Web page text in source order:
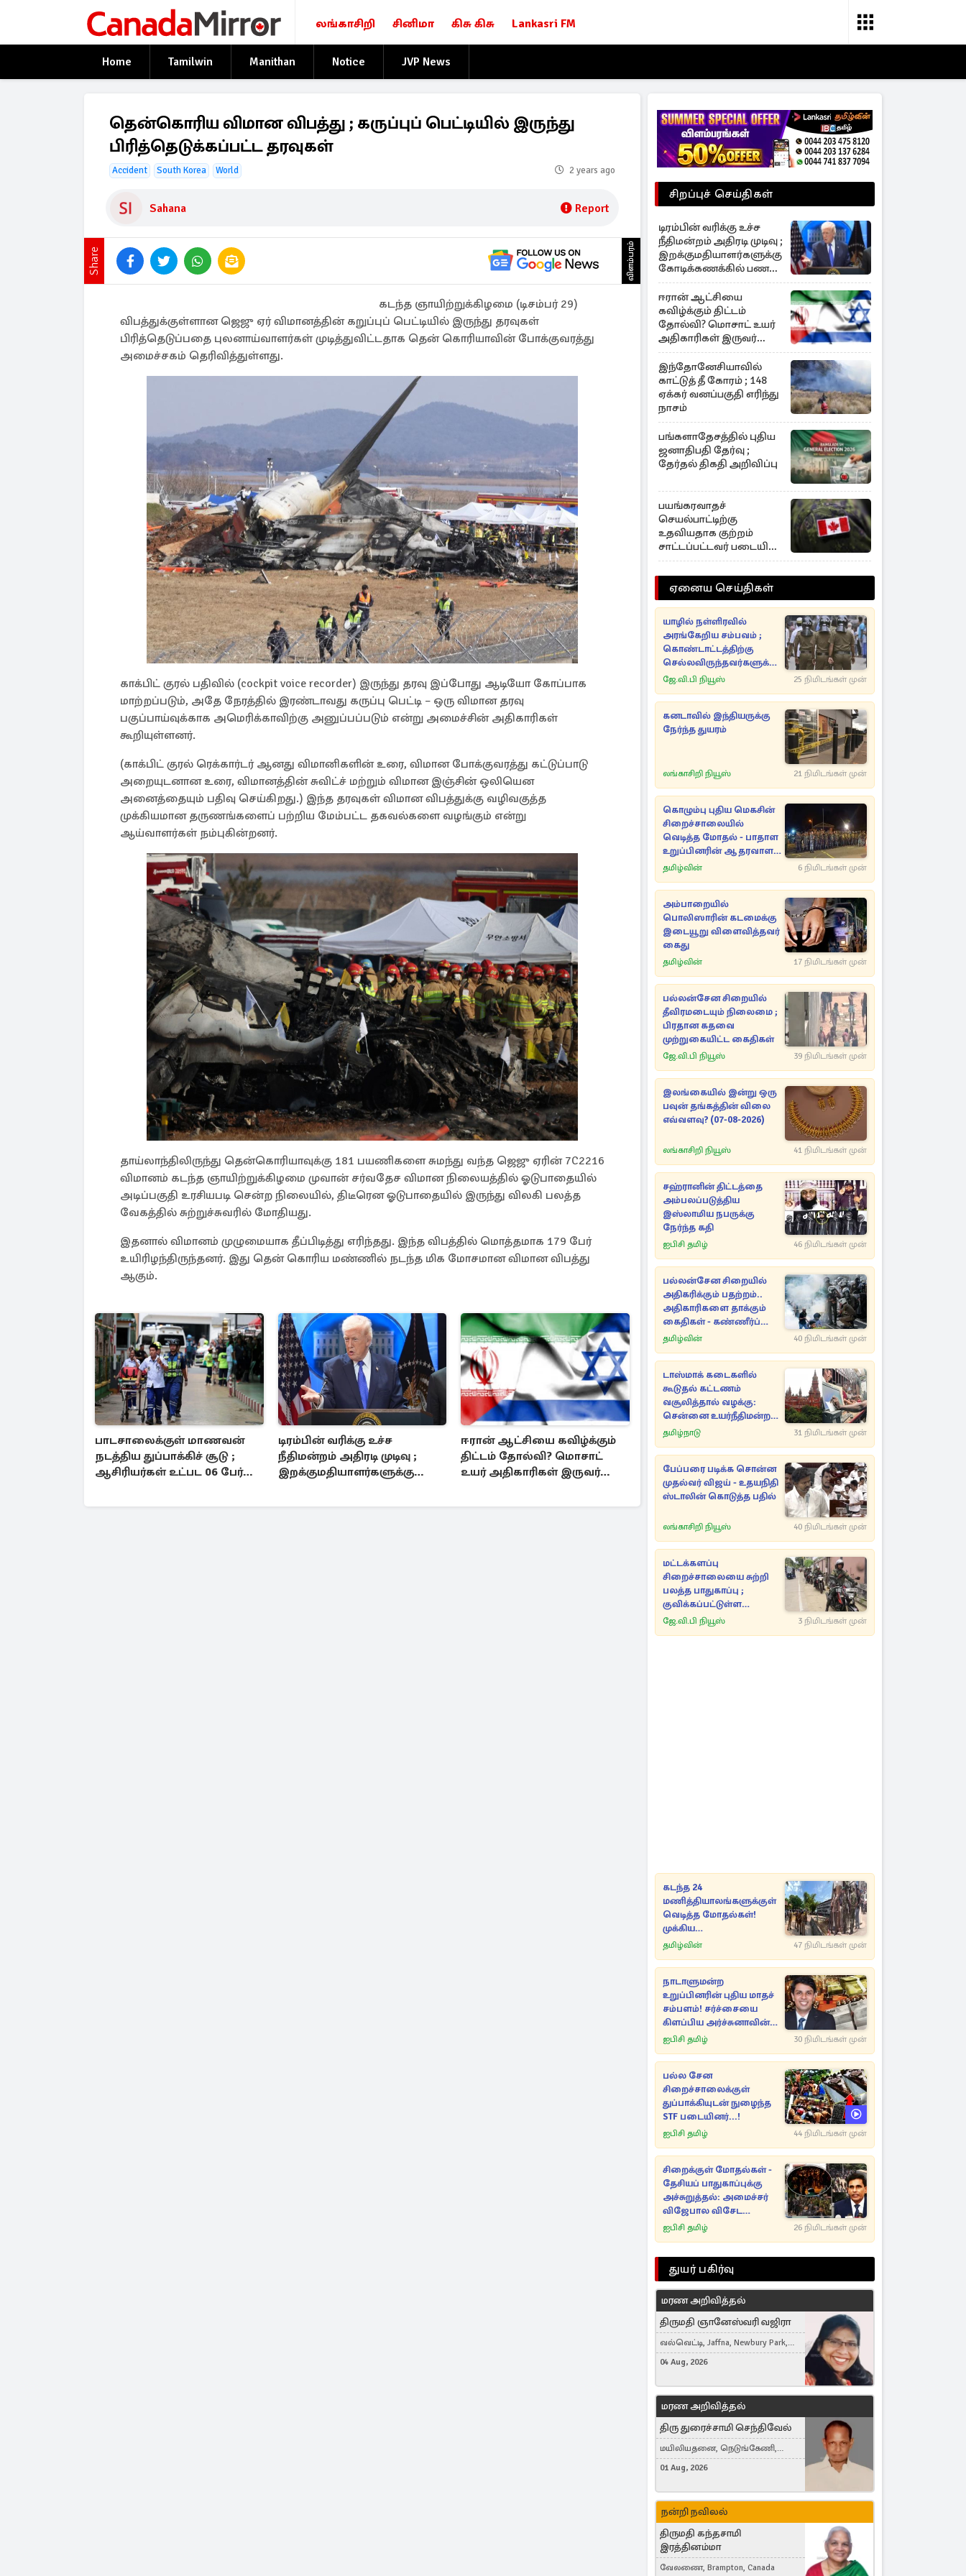
லங்காசிறி சினிமா கிசு கிசு Lankasri FM
Home Tamilwin Manithan Notice JVP News
தென்கொரிய விமான விபத்து ; கருப்புப் பெட்டியில் இருந்து
பிரித்தெடுக்கப்பட்ட தரவுகள்
Accident South Korea World 2 years ago
Sahana Report
Share விளம்பரம்
கடந்த ஞாயிற்றுக்கிழமை (டிசம்பர் 29)
விபத்துக்குள்ளான ஜெஜு ஏர் விமானத்தின் கறுப்புப் பெட்டியில் இருந்து தரவுகள்
பிரித்தெடுப்பதை புலனாய்வாளர்கள் முடித்துவிட்டதாக தென் கொரியாவின் போக்குவரத்து
அமைச்சகம் தெரிவித்துள்ளது.
காக்பிட் குரல் பதிவில் (cockpit voice recorder) இருந்து தரவு இப்போது ஆடியோ கோப்பாக
மாற்றப்படும், அதே நேரத்தில் இரண்டாவது கருப்பு பெட்டி – ஒரு விமான தரவு
பகுப்பாய்வுக்காக அமெரிக்காவிற்கு அனுப்பப்படும் என்று அமைச்சின் அதிகாரிகள்
கூறியுள்ளனர்.
(காக்பிட் குரல் ரெக்கார்டர் ஆனது விமானிகளின் உரை, விமான போக்குவரத்து கட்டுப்பாடு
அறையுடனான உரை, விமானத்தின் சுவிட்ச் மற்றும் விமான இஞ்சின் ஒலியென
அனைத்தையும் பதிவு செய்கிறது.) இந்த தரவுகள் விமான விபத்துக்கு வழிவகுத்த
முக்கியமான தருணங்களைப் பற்றிய மேம்பட்ட தகவல்களை வழங்கும் என்று
ஆய்வாளர்கள் நம்புகின்றனர்.
தாய்லாந்திலிருந்து தென்கொரியாவுக்கு 181 பயணிகளை சுமந்து வந்த ஜெஜு ஏரின் 7C2216
விமானம் கடந்த ஞாயிற்றுக்கிழமை முவான் சர்வதேச விமான நிலையத்தில் ஓடுபாதை​யில்
அடிப்​பகுதி உரசி​யபடி சென்ற நிலை​யில், திடீரென ஓடுபாதை​யில் இருந்து விலகி பலத்த
வேகத்​தில் சுற்றுச்​சுவரில் மோதி​யது.
இதனால் விமானம் முழுமையாக தீப்பிடித்து எரிந்தது. இந்த விபத்தில் மொத்தமாக 179 பேர்
உயிரிழந்திருந்தனர். இது தென் கொரிய மண்ணில் நடந்த மிக மோசமான விமான விபத்து
ஆகும்.
பாடசாலைக்குள் மாணவன்
நடத்திய துப்பாக்கிச் சூடு ;
ஆசிரியர்கள் உட்பட 06 பேர்
டிரம்பின் வரிக்கு உச்ச
நீதிமன்றம் அதிரடி முடிவு ;
இறக்குமதியாளர்களுக்கு
மீள்கொடை
ஈரான் ஆட்சியை கவிழ்க்கும்
திட்டம் தோல்வி? மொசாட்
உயர் அதிகாரிகள் இருவர்
சிறப்புச் செய்திகள்
டிரம்பின் வரிக்கு உச்ச
நீதிமன்றம் அதிரடி முடிவு ;
இறக்குமதியாளர்களுக்கு
கோடிக்கணக்கில் பணம்
மீள்கொடை
ஈரான் ஆட்சியை
கவிழ்க்கும் திட்டம்
தோல்வி? மொசாட் உயர்
அதிகாரிகள் இருவர்
நீக்கம்
இந்தோனேசியாவில்
காட்டுத் தீ கோரம் ; 148
ஏக்கர் வனப்பகுதி எரிந்து
நாசம்
பங்களாதேசத்தில் புதிய
ஜனாதிபதி தேர்வு ;
தேர்தல் திகதி அறிவிப்பு
பயங்கரவாதச்
செயல்பாட்டிற்கு
உதவியதாக குற்றம்
சாட்டப்பட்டவர் படையில்
இருந்து நீக்கம்!
ஏனைய செய்திகள்
யாழில் நள்ளிரவில்
அரங்கேறிய சம்பவம் ;
கொண்டாட்டத்திற்கு
செல்லவிருந்தவர்களுக்கு
காத்திருந்த அதிர்ச்சி
ஜே.வி.பி நியூஸ் 25 நிமிடங்கள் முன்
கனடாவில் இந்தியருக்கு
நேர்ந்த துயரம்
லங்காசிறி நியூஸ் 21 நிமிடங்கள் முன்
கொழும்பு புதிய மெகசின்
சிறைச்சாலையில்
வெடித்த மோதல் - பாதாள
உறுப்பினரின் ஆதரவாளர்
உயிரிழப்பு
தமிழ்வின் 6 நிமிடங்கள் முன்
அம்பாறையில்
பொலிஸாரின் கடமைக்கு
இடையூறு விளைவித்தவர்
கைது
தமிழ்வின் 17 நிமிடங்கள் முன்
பல்லன்சேன சிறையில்
தீவிரமடையும் நிலைமை ;
பிரதான கதவை
முற்றுகையிட்ட கைதிகள்
ஜே.வி.பி நியூஸ் 39 நிமிடங்கள் முன்
இலங்கையில் இன்று ஒரு
பவுன் தங்கத்தின் விலை
எவ்வளவு? (07-08-2026)
லங்காசிறி நியூஸ் 41 நிமிடங்கள் முன்
சஹ்ரானின் திட்டத்தை
அம்பலப்படுத்திய
இஸ்லாமிய நபருக்கு
நேர்ந்த கதி
ஐபிசி தமிழ் 46 நிமிடங்கள் முன்
பல்லன்சேன சிறையில்
அதிகரிக்கும் பதற்றம்..
அதிகாரிகளை தாக்கும்
கைதிகள் - கண்ணீர்ப்
புகை பிரயோகம்
தமிழ்வின் 40 நிமிடங்கள் முன்
டாஸ்மாக் கடைகளில்
கூடுதல் கட்டணம்
வசூலித்தால் வழக்கு:
சென்னை உயர்நீதிமன்றம்
உத்தரவு
தமிழ்நாடு 31 நிமிடங்கள் முன்
பேப்பரை படிக்க சொன்ன
முதல்வர் விஜய் - உதயநிதி
ஸ்டாலின் கொடுத்த பதில்
லங்காசிறி நியூஸ் 40 நிமிடங்கள் முன்
மட்டக்களப்பு
சிறைச்சாலையை சுற்றி
பலத்த பாதுகாப்பு ;
குவிக்கப்பட்டுள்ள
அதிகாரிகள்
ஜே.வி.பி நியூஸ் 3 நிமிடங்கள் முன்
கடந்த 24
மணித்தியாலங்களுக்குள்
வெடித்த மோதல்கள்!
முக்கிய
சிறைச்சாலைகளில்
புலனாய்வாளர்கள்
தமிழ்வின் 47 நிமிடங்கள் முன்
நாடாளுமன்ற
உறுப்பினரின் புதிய மாதச்
சம்பளம்! சர்ச்சையை
கிளப்பிய அர்ச்சுனாவின்
அறிக்கை
ஐபிசி தமிழ் 30 நிமிடங்கள் முன்
பல்ல சேன
சிறைச்சாலைக்குள்
துப்பாக்கியுடன் நுழைந்த
STF படையினர்...!
ஐபிசி தமிழ் 44 நிமிடங்கள் முன்
சிறைக்குள் மோதல்கள் -
தேசியப் பாதுகாப்புக்கு
அச்சுறுத்தல்: அமைச்சர்
விஜேபால விசேட
அறிவிப்பு
ஐபிசி தமிழ் 26 நிமிடங்கள் முன்
துயர் பகிர்வு
மரண அறிவித்தல்
திருமதி ஞானேஸ்வரி வஜிரா
வல்வெட்டி, Jaffna, Newbury Park,
United Kingdom
04 Aug, 2026
மரண அறிவித்தல்
திரு துரைச்சாமி செந்திவேல்
மயிலியதனை, நெடுங்கேணி,
கம்பர்மலை
01 Aug, 2026
நன்றி நவிலல்
திருமதி கந்தசாமி
இரத்தினம்மா
வேலணை, Brampton, Canada